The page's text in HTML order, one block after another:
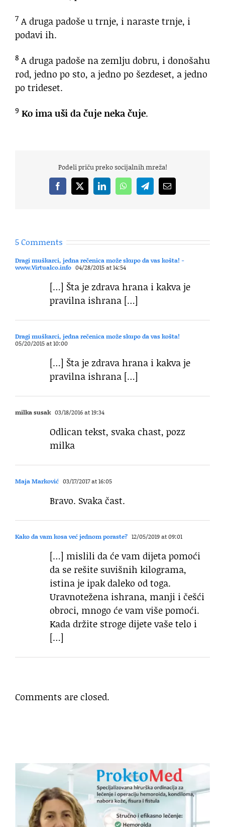
7 A druga padoše u trnje, i naraste trnje, i
podavi ih.
8 A druga padoše na zemlju dobru, i donošahu
rod, jedno po sto, a jedno po šezdeset, a jedno
po trideset.
9 Ko ima uši da čuje neka čuje.
Podeli priču preko socijalnih mreža!
Facebook
X LinkedInWhatsAppTelegramEmail
5 Comments
Dragi muškarci, jedna rečenica može skupo da vas košta! -
www.Virtualco.info 04/28/2015 at 14:54
[…] Šta je zdrava hrana i kakva je
pravilna ishrana […]
Dragi muškarci, jedna rečenica može skupo da vas košta!
05/20/2015 at 10:00
[…] Šta je zdrava hrana i kakva je
pravilna ishrana […]
milka susak 03/18/2016 at 19:34
Odlican tekst, svaka chast, pozz
milka
Maja Marković 03/17/2017 at 16:05
Bravo. Svaka čast.
Kako da vam kosa već jednom poraste? 12/05/2019 at 09:01
[…] mislili da će vam dijeta pomoći
da se rešite suvišnih kilograma,
istina je ipak daleko od toga.
Uravnotežena ishrana, manji i češći
obroci, mnogo će vam više pomoći.
Kada držite stroge dijete vaše telo i
[…]
Comments are closed.